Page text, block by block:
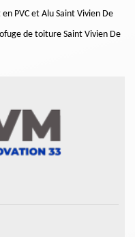
PVC et Alu Saint Vivien De
de toiture Saint Vivien De